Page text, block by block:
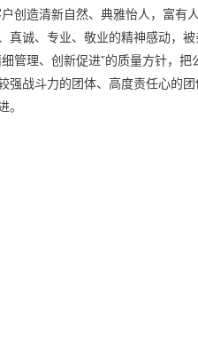
创造清新自然、典雅怡人，富
真诚、专业、敬业的精神感动，
管理、创新促进”的质量方针，
强战斗力的团体、高度责任心的